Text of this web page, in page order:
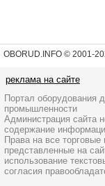
OBORUD.INFO © 2001-
реклама на сайте
Портал оборудования
промышленности
Администрация сайта
содержание
Права на все
представленные на
использование
согласия